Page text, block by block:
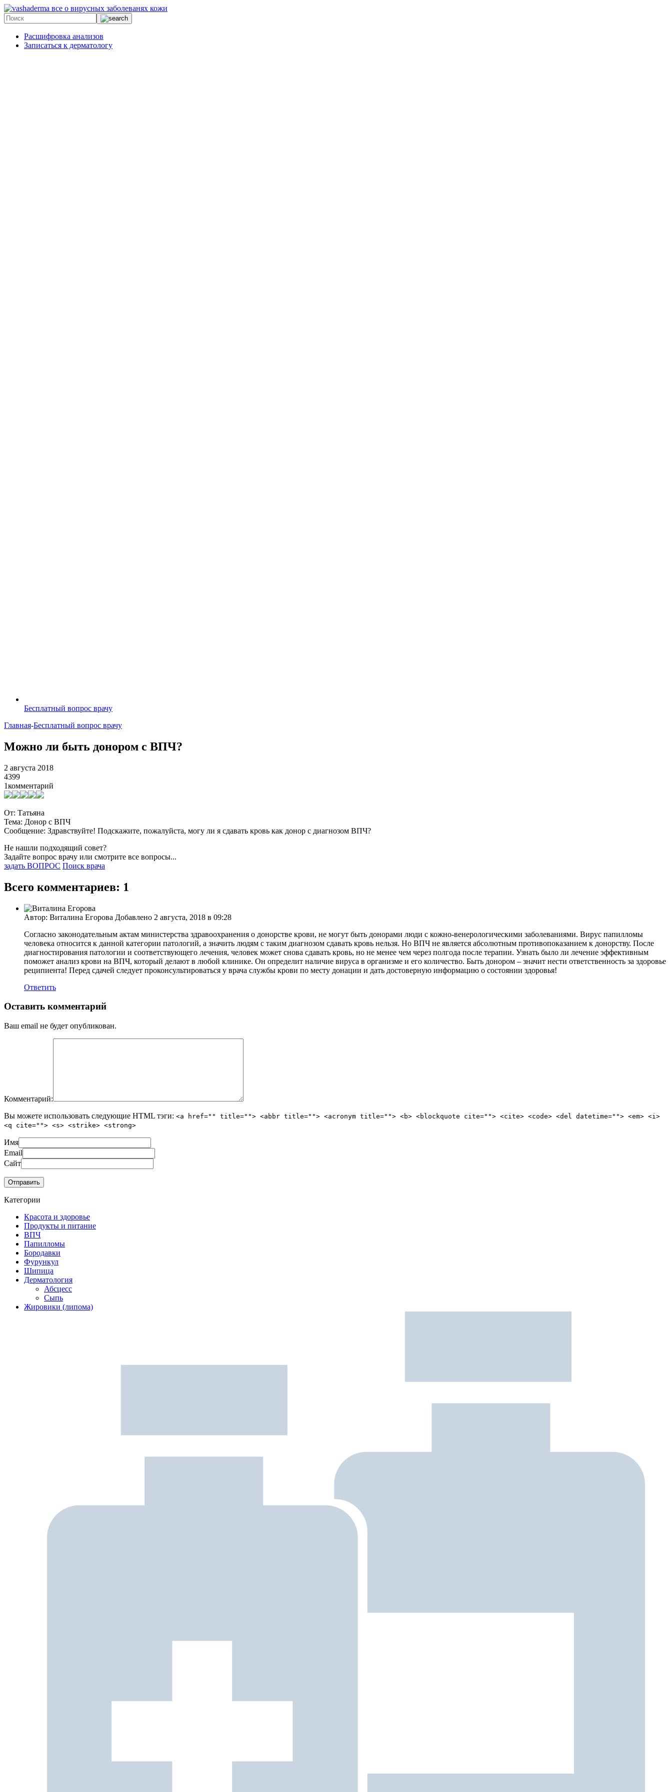
все о вирусных заболеванях кожи
Расшифровка анализов
Записаться к дерматологу
Бесплатный вопрос врачу
Главная-Бесплатный вопрос врачу
Можно ли быть донором с ВПЧ?
2 августа 2018
4399
1комментарий
От: Татьяна
Тема: Донор с ВПЧ
Сообщение: Здравствуйте! Подскажите, пожалуйста, могу ли я сдавать кровь как донор с диагнозом ВПЧ?
Не нашли подходящий совет?
Задайте вопрос врачу или смотрите все вопросы...
задать ВОПРОС Поиск врача
Всего комментариев: 1
Автор: Виталина Егорова Добавлено 2 августа, 2018 в 09:28
Согласно законодательным актам министерства здравоохранения о донорстве крови, не могут быть донорами люди с кожно-венерологическими заболеваниями. Вирус папилломы
человека относится к данной категории патологий, а значить людям с таким диагнозом сдавать кровь нельзя. Но ВПЧ не является абсолютным противопоказанием к донорству. После
диагностирования патологии и соответствующего лечения, человек может снова сдавать кровь, но не менее чем через полгода после терапии. Узнать было ли лечение эффективным
поможет анализ крови на ВПЧ, который делают в любой клинике. Он определит наличие вируса в организме и его количество. Быть донором – значит нести ответственность за здоровье
реципиента! Перед сдачей следует проконсультироваться у врача службы крови по месту донации и дать достоверную информацию о состоянии здоровья!
Ответить
Оставить комментарий
Ваш email не будет опубликован.
Комментарий:
Вы можете использовать следующие HTML тэги: <a href="" title=""> <abbr title=""> <acronym title=""> <b> <blockquote cite=""> <cite> <code> <del datetime=""> <em> <i>
<q cite=""> <s> <strike> <strong>
Имя
Email
Сайт
Категории
Красота и здоровье
Продукты и питание
ВПЧ
Папилломы
Бородавки
Фурункул
Шипица
Дерматология
Абсцесс
Сыпь
Жировики (липома)